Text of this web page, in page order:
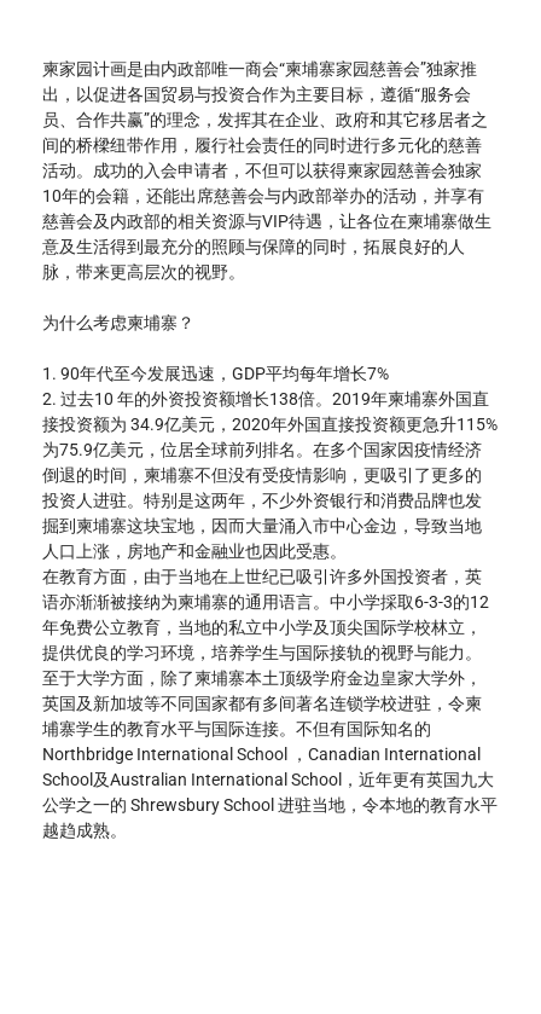
柬家园计画是由内政部唯一商会“柬埔寨家园慈善会”独家推
出，以促进各国贸易与投资合作为主要目标，遵循“服务会
员、合作共赢”的理念，发挥其在企业、政府和其它移居者之
间的桥樑纽带作用，履行社会责任的同时进行多元化的慈善
活动。成功的入会申请者，不但可以获得柬家园慈善会独家
10年的会籍，还能出席慈善会与内政部举办的活动，并享有
慈善会及内政部的相关资源与VIP待遇，让各位在柬埔寨做生
意及生活得到最充分的照顾与保障的同时，拓展良好的人
脉，带来更高层次的视野。
为什么考虑柬埔寨？
1. 90年代至今发展迅速，GDP平均每年增长7%
2. 过去10 年的外资投资额增长138倍。2019年柬埔寨外国直
接投资额为 34.9亿美元，2020年外国直接投资额更急升115%
为75.9亿美元，位居全球前列排名。在多个国家因疫情经济
倒退的时间，柬埔寨不但没有受疫情影响，更吸引了更多的
投资人进驻。特别是这两年，不少外资银行和消费品牌也发
掘到柬埔寨这块宝地，因而大量涌入市中心金边，导致当地
人口上涨，房地产和金融业也因此受惠。
在教育方面，由于当地在上世纪已吸引许多外国投资者，英
语亦渐渐被接纳为柬埔寨的通用语言。中小学採取6-3-3的12
年免费公立教育，当地的私立中小学及顶尖国际学校林立，
提供优良的学习环境，培养学生与国际接轨的视野与能力。
至于大学方面，除了柬埔寨本土顶级学府金边皇家大学外，
英国及新加坡等不同国家都有多间著名连锁学校进驻，令柬
埔寨学生的教育水平与国际连接。不但有国际知名的
Northbridge International School ，Canadian International
School及Australian International School，近年更有英国九大
公学之一的 Shrewsbury School 进驻当地，令本地的教育水平
越趋成熟。